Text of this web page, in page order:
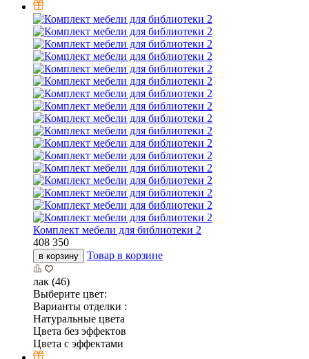
Комплект мебели для библиотеки 2
408 350
в корзину Товар в корзине
лак (46)
Выберите цвет:
Варианты отделки :
Натуральные цвета
Цвета без эффектов
Цвета с эффектами